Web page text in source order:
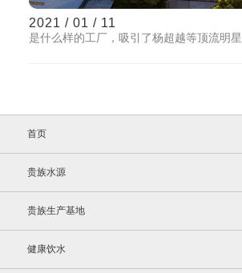
2021 / 01 / 11
是什么样的工厂，吸引了杨超越等顶流明星
首页
贵族水源
贵族生产基地
健康饮水